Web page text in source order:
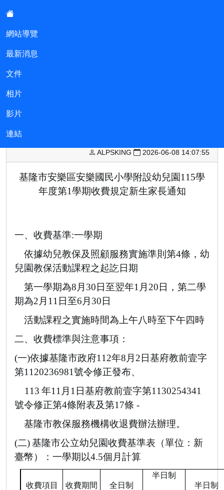
網站導覽
最新消息
文件
相片
影片
連結
基隆市安樂區安樂國民小學附設幼
兒園
現在位置:最新消息
基隆市安樂區安樂國民小學附設幼兒園115學年度第1學
ALPSKING 2026-06-08 14:07:55
基隆市安樂區安樂國民小學附設幼兒園115學
年度第1學期收費規定新生家長通知
一、收費基準:一學期
依據幼兒教保及照顧服務實施準則第4條，幼
兒園教保活動課程之起訖日期
第一學期為8 月 30 日至翌年1 月 20 日，第二學
期為2 月 11 日至6 月 30 日
活動課程之實施時間為上午八時至下午四時
二、收費標準與注意事項：
(一)依據基隆市政府112年8 月 2 日基府教前壹字
第1120236981號令修正發布、
113 年11 月 1 日基府教前壹字第1130254341
號令修正第4條附表及第17條 -
基隆市教保服務機構收退費辦法辦理。
(二)基隆市公立幼兒園收費基準表（單位：新
臺幣）：一學期以4.5個月計算
收費項目 收費期間 全日制
半日制
半日制